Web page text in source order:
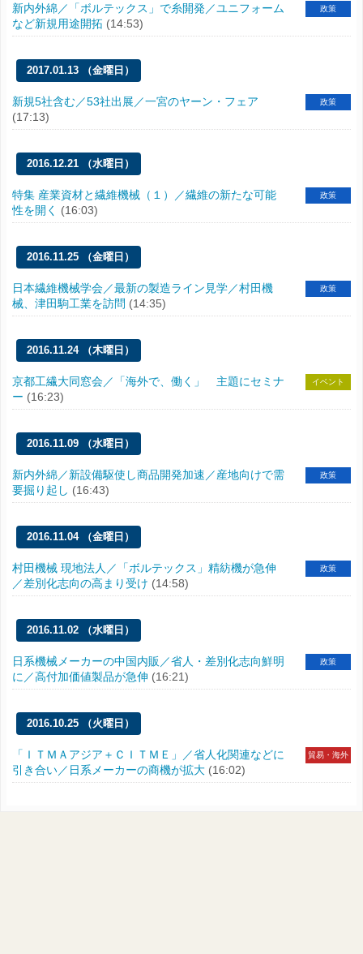
新内外綿／「ボルテックス」で糸開発／ユニフォーム
など新規用途開拓 (14:53)
政策
2017.01.13 （金曜日）
新規5社含む／53社出展／一宮のヤーン・フェア
(17:13)
政策
2016.12.21 （水曜日）
特集 産業資材と繊維機械（１）／繊維の新たな可能
性を開く
(16:03)
政策
2016.11.25 （金曜日）
日本繊維機械学会／最新の製造ライン見学／村田機
械、津田駒工業を訪問 (14:35)
政策
2016.11.24 （木曜日）
京都工繊大同窓会／「海外で、働く」 主題にセミナ
ー (16:23)
イベント
2016.11.09 （水曜日）
新内外綿／新設備駆使し商品開発加速／産地向けで需
要掘り起し (16:43)
政策
2016.11.04 （金曜日）
村田機械 現地法人／「ボルテックス」精紡機が急伸
／差別化志向の高まり受け (14:58)
政策
2016.11.02 （水曜日）
日系機械メーカーの中国内販／省人・差別化志向鮮明
に／高付加価値製品が急伸 (16:21)
政策
2016.10.25 （火曜日）
「ＩＴＭＡアジア＋ＣＩＴＭＥ」／省人化関連などに
引き合い／日系メーカーの商機が拡大 (16:02)
貿易・海外